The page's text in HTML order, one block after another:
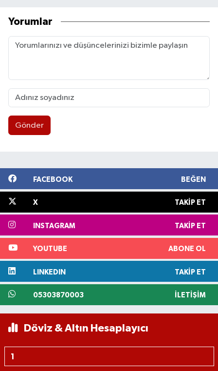
Yorumlar
Gönder
FACEBOOK BEĞEN
X TAKIP ET
INSTAGRAM TAKIP ET
YOUTUBE ABONE OL
LINKEDIN TAKIP ET
05303870003 İLETIŞIM
Döviz & Altın Hesaplayıcı